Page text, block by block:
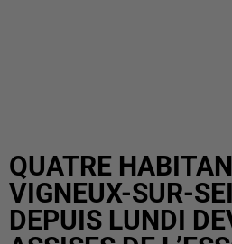
QUATRE
VIGNEUX-SUR-
DEPUIS LUNDI